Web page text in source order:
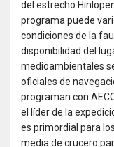
del estrecho
programa puede
condiciones de la
disponibilidad del
medioambientales
oficiales de
programan con
el líder de la
es primordial para
media de crucero